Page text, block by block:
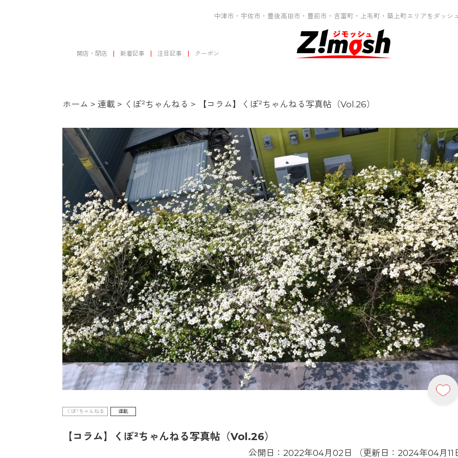
中津市・宇佐市・豊後高田市・豊前市・吉富町・上毛町・築上町エリアをダッシ
開店・閉店 新着記事 注目記事 クーポン
ホーム > 連載 > くぼ²ちゃんねる > 【コラム】くぼ²ちゃんねる写真帖（Vol.26）
くぼ²ちゃんねる 連載
【コラム】くぼ²ちゃんねる写真帖（Vol.26）
公開日：2022年04月02日 （更新日：2024年04月11